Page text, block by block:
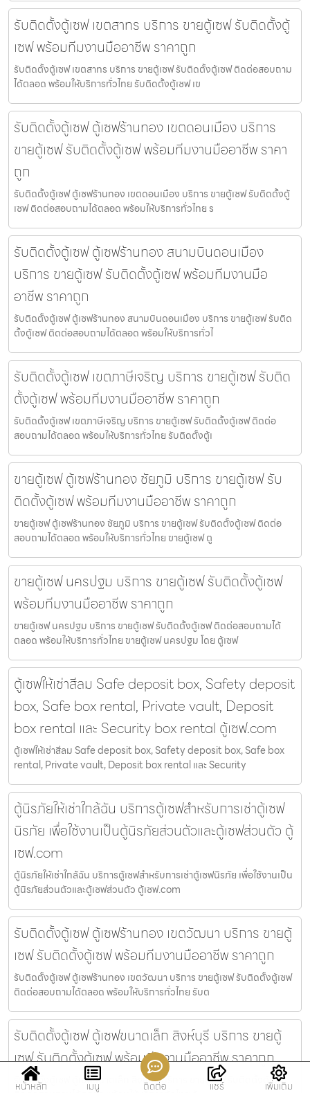
รับติดตั้งตู้เซฟ เขตสาทร บริการ ขายตู้เซฟ รับติดตั้งตู้
เซฟ พร้อมทีมงานมืออาชีพ ราคาถูก
รับติดตั้งตู้เซฟ เขตสาทร บริการ ขายตู้เซฟ รับติดตั้งตู้เซฟ ติดต่อสอบถาม
ได้ตลอด พร้อมให้บริการทั่วไทย รับติดตั้งตู้เซฟ เข
รับติดตั้งตู้เซฟ ตู้เซฟร้านทอง เขตดอนเมือง บริการ
ขายตู้เซฟ รับติดตั้งตู้เซฟ พร้อมทีมงานมืออาชีพ ราคา
ถูก
รับติดตั้งตู้เซฟ ตู้เซฟร้านทอง เขตดอนเมือง บริการ ขายตู้เซฟ รับติดตั้งตู้
เซฟ ติดต่อสอบถามได้ตลอด พร้อมให้บริการทั่วไทย ร
รับติดตั้งตู้เซฟ ตู้เซฟร้านทอง สนามบินดอนเมือง
บริการ ขายตู้เซฟ รับติดตั้งตู้เซฟ พร้อมทีมงานมือ
อาชีพ ราคาถูก
รับติดตั้งตู้เซฟ ตู้เซฟร้านทอง สนามบินดอนเมือง บริการ ขายตู้เซฟ รับติด
ตั้งตู้เซฟ ติดต่อสอบถามได้ตลอด พร้อมให้บริการทั่วไ
รับติดตั้งตู้เซฟ เขตภาษีเจริญ บริการ ขายตู้เซฟ รับติด
ตั้งตู้เซฟ พร้อมทีมงานมืออาชีพ ราคาถูก
รับติดตั้งตู้เซฟ เขตภาษีเจริญ บริการ ขายตู้เซฟ รับติดตั้งตู้เซฟ ติดต่อ
สอบถามได้ตลอด พร้อมให้บริการทั่วไทย รับติดตั้งตู้เ
ขายตู้เซฟ ตู้เซฟร้านทอง ชัยภูมิ บริการ ขายตู้เซฟ รับ
ติดตั้งตู้เซฟ พร้อมทีมงานมืออาชีพ ราคาถูก
ขายตู้เซฟ ตู้เซฟร้านทอง ชัยภูมิ บริการ ขายตู้เซฟ รับติดตั้งตู้เซฟ ติดต่อ
สอบถามได้ตลอด พร้อมให้บริการทั่วไทย ขายตู้เซฟ ตู
ขายตู้เซฟ นครปฐม บริการ ขายตู้เซฟ รับติดตั้งตู้เซฟ
พร้อมทีมงานมืออาชีพ ราคาถูก
ขายตู้เซฟ นครปฐม บริการ ขายตู้เซฟ รับติดตั้งตู้เซฟ ติดต่อสอบถามได้
ตลอด พร้อมให้บริการทั่วไทย ขายตู้เซฟ นครปฐม โดย ตู้เซฟ
ตู้เซฟให้เช่าสีลม Safe deposit box, Safety deposit
box, Safe box rental, Private vault, Deposit
box rental และ Security box rental ตู้เซฟ.com
ตู้เซฟให้เช่าสีลม Safe deposit box, Safety deposit box, Safe box
rental, Private vault, Deposit box rental และ Security
ตู้นิรภัยให้เช่าใกล้ฉัน บริการตู้เซฟสำหรับการเช่าตู้เซฟ
นิรภัย เพื่อใช้งานเป็นตู้นิรภัยส่วนตัวและตู้เซฟส่วนตัว ตู้
เซฟ.com
ตู้นิรภัยให้เช่าใกล้ฉัน บริการตู้เซฟสำหรับการเช่าตู้เซฟนิรภัย เพื่อใช้งานเป็น
ตู้นิรภัยส่วนตัวและตู้เซฟส่วนตัว ตู้เซฟ.com
รับติดตั้งตู้เซฟ ตู้เซฟร้านทอง เขตวัฒนา บริการ ขายตู้
เซฟ รับติดตั้งตู้เซฟ พร้อมทีมงานมืออาชีพ ราคาถูก
รับติดตั้งตู้เซฟ ตู้เซฟร้านทอง เขตวัฒนา บริการ ขายตู้เซฟ รับติดตั้งตู้เซฟ
ติดต่อสอบถามได้ตลอด พร้อมให้บริการทั่วไทย รับต
รับติดตั้งตู้เซฟ ตู้เซฟขนาดเล็ก สิงห์บุรี บริการ ขายตู้
เซฟ รับติดตั้งตู้เซฟ พร้อมทีมงานมืออาชีพ ราคาถูก
รับติดตั้งตู้เซฟ ตู้เซฟขนาดเล็ก สิงห์บุรี บริการ ขายตู้เซฟ รับติดตั้งตู้เซฟ
หน้าหลัก เมนู ติดต่อ แชร์ เพิ่มเติม